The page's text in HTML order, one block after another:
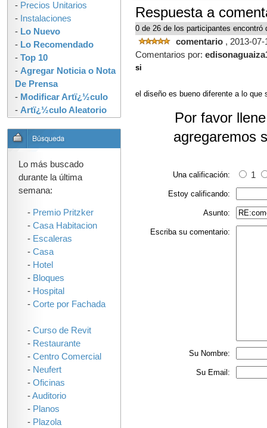
Respuesta a
0 de 26 de los participantes
comentario , 2013-07-
Comentarios por:
si
el diseño es bueno diferente a lo
Por favor
agregaremos
Una calificación: 1
Estoy calificando:
Asunto:
Escriba su comentario:
Su Nombre:
Su Email:
- Precios Unitarios
- Instalaciones
- Lo Nuevo
- Lo Recomendado
- Top 10
- Agregar Noticia o Nota
De Prensa
- Modificar Artï¿½culo
- Artï¿½culo Aleatorio
Lo más buscado
durante la última
semana:
- Premio Pritzker
- Casa Habitacion
- Escaleras
- Casa
- Hotel
- Bloques
- Hospital
- Corte por Fachada
- Curso de Revit
- Restaurante
- Centro Comercial
- Neufert
- Oficinas
-Auditorio
- Planos
- Plazola